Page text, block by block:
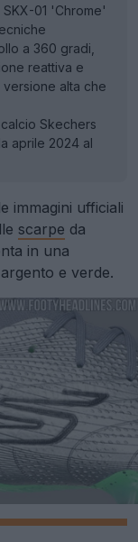
01 'Chrome'
a 360 gradi,
reattiva e
versione alta che
Skechers
aprile 2024 al
immagini ufficiali
scarpe da
in una
e verde.